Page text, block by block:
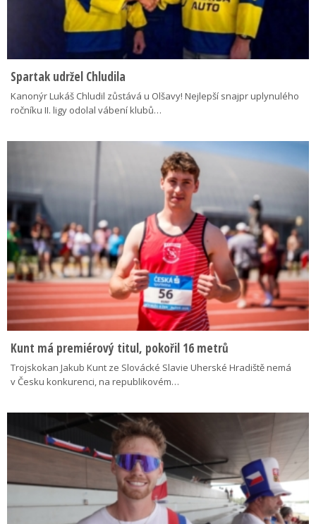
Spartak udržel Chludila
Kanonýr Lukáš Chludil zůstává u Olšavy! Nejlepší snajpr uplynulého
ročníku II. ligy odolal vábení klubů…
Kunt má premiérový titul, pokořil 16 metrů
Trojskokan Jakub Kunt ze Slovácké Slavie Uherské Hradiště nemá
v Česku konkurenci, na republikovém…